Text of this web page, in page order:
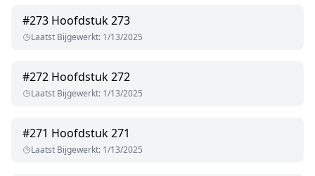
#273 Hoofdstuk 273
Laatst Bijgewerkt: 1/13/2025
#272 Hoofdstuk 272
Laatst Bijgewerkt: 1/13/2025
#271 Hoofdstuk 271
Laatst Bijgewerkt: 1/13/2025